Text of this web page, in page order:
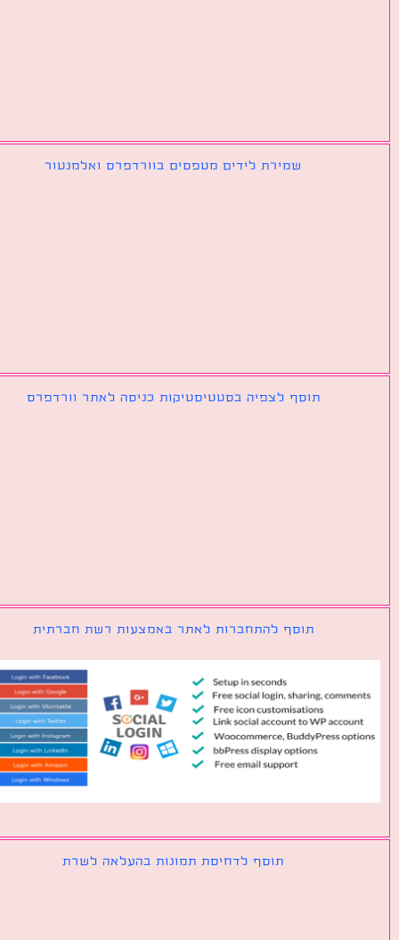
שמירת לידים מטפסים בוורדפרס ואלמנטור
תוסף לצפיה בסטטיסטיקות כניסה לאתר וורדפרס
תוסף להתחברות לאתר באמצעות רשת חברתית
תוסף לדחיסת תמונות בהעלאה לשרת